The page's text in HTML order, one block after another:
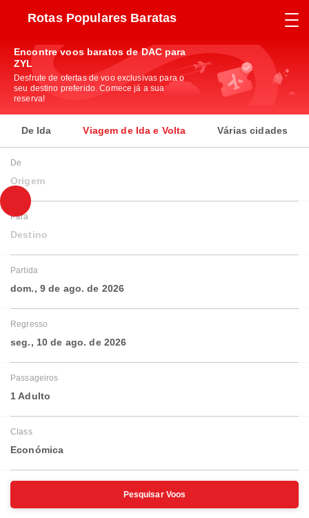
Rotas Populares Baratas
Encontre voos baratos de DAC para
ZYL
Desfrute de ofertas de voo exclusivas para o
seu destino preferido. Comece já a sua
reserva!
De Ida Viagem de Ida e Volta Várias cidades
De
Origem
Para
Destino
Partida
dom., 9 de ago. de 2026
Regresso
seg., 10 de ago. de 2026
Passageiros
1 Adulto
Class
Económica
Pesquisar Voos